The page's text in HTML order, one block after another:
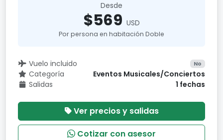
Desde
$569 USD
Por persona en habitación Doble
Vuelo incluido No
Categoría
Eventos Musicales/Conciertos
Salidas
1 fechas
Ver precios y salidas
Cotizar con asesor